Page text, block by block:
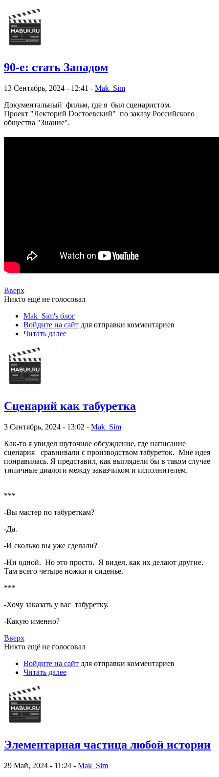
90-е: стать Западом
13 Сентябрь, 2024 - 12:41 - Mak_Sim
Документальный фильм, где я был сценаристом.
Проект "Лекторий Dостоевский" по заказу Российского
общества "Знание".
Вверх
Никто ещё не голосовал
Mak_Sim's блог
Войдите на сайт для отправки комментариев
Читать далее
Сценарий как табуретка
3 Сентябрь, 2024 - 13:02 - Mak_Sim
Как-то я увидел шуточное обсуждение, где написание
сценария сравнивали с производством табуреток. Мне идея
понравилась. Я представил, как выглядели бы в таком случае
типичные диалоги между заказчиком и исполнителем.
***
-Вы мастер по табуреткам?
-Да.
-И сколько вы уже сделали?
-Ни одной. Но это просто. Я видел, как их делают другие.
Там всего четыре ножки и сиденье.
***
-Хочу заказать у вас табуретку.
-Какую именно?
Вверх
Никто ещё не голосовал
Войдите на сайт для отправки комментариев
Читать далее
Элементарная частица любой истории
29 Май, 2024 - 11:24 - Mak_Sim